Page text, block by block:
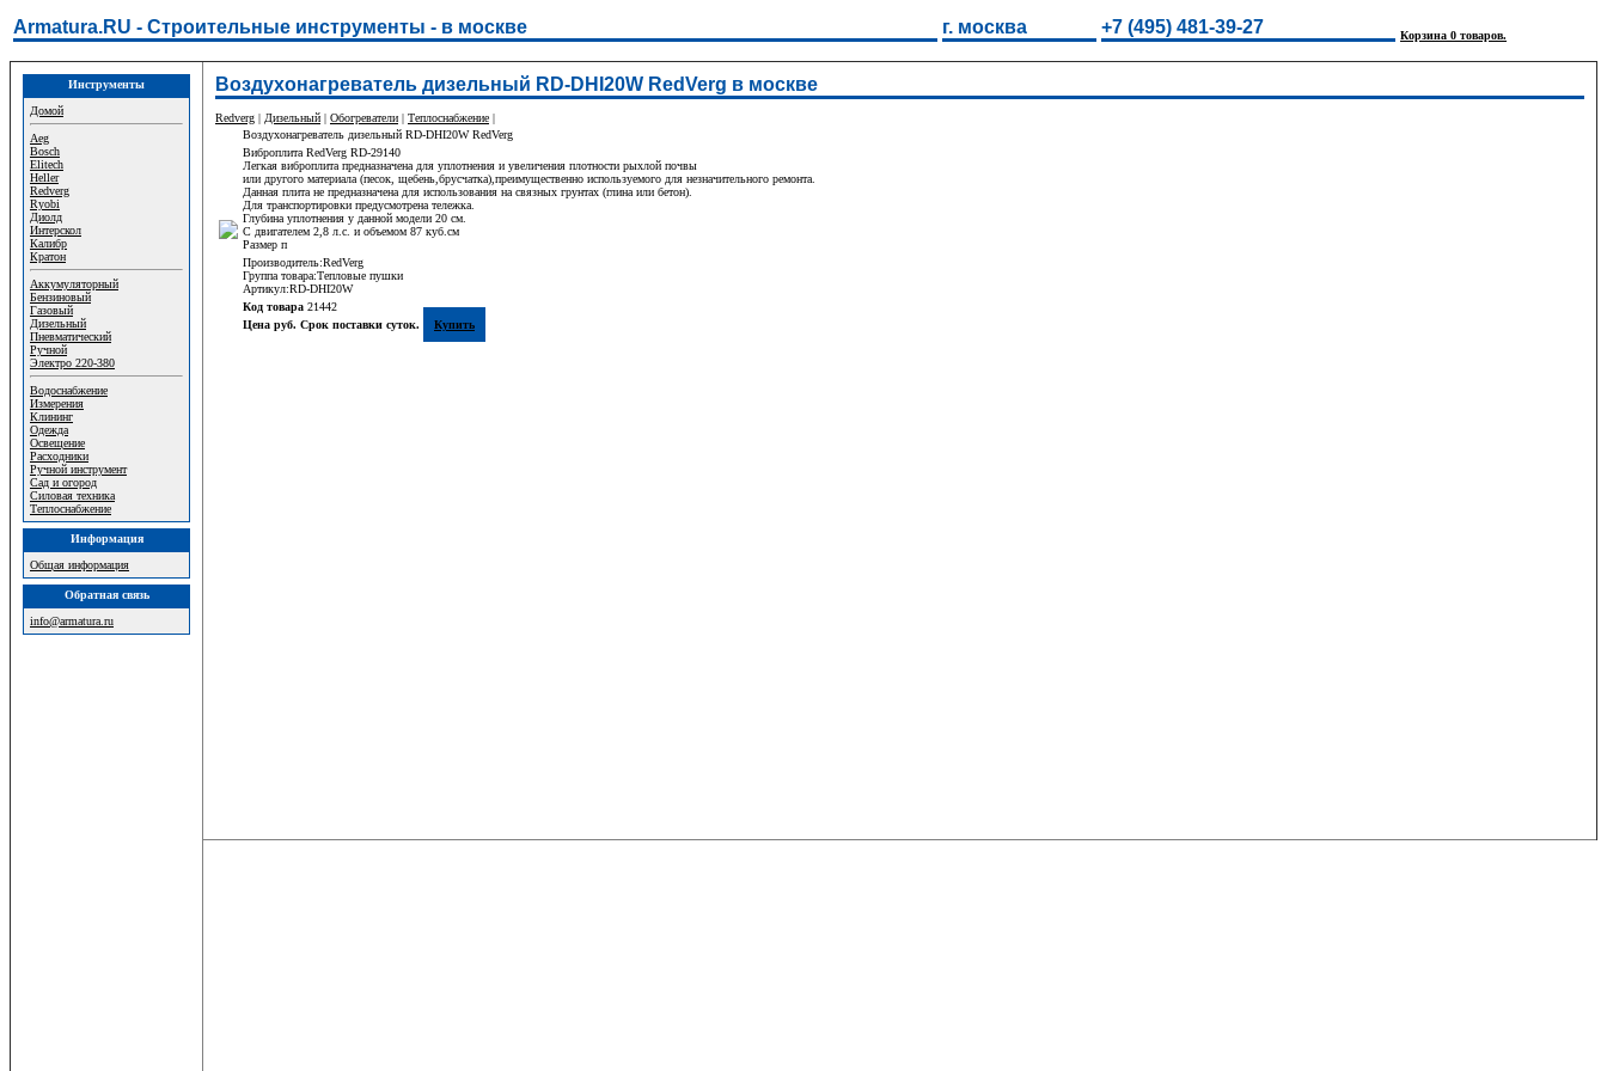
Armatura.RU - Строительные инструменты - в москве г. москва +7 (495) 481-39-27 Корзина 0 товаров.
Инструменты
Домой
Aeg
Bosch
Elitech
Heller
Redverg
Ryobi
Диолд
Интерскол
Калибр
Кратон
Аккумуляторный
Бензиновый
Газовый
Дизельный
Пневматический
Ручной
Электро 220-380
Водоснабжение
Измерения
Клининг
Одежда
Освещение
Расходники
Ручной инструмент
Сад и огород
Силовая техника
Теплоснабжение
Информация
Общая информация
Обратная связь
info@armatura.ru
Воздухонагреватель дизельный RD-DHI20W RedVerg в москве
Redverg | Дизельный | Обогреватели | Теплоснабжение |
Воздухонагреватель дизельный RD-DHI20W RedVerg
Виброплита RedVerg RD-29140
Легкая виброплита предназначена для уплотнения и увеличения плотности рыхлой почвы
или другого материала (песок, щебень,брусчатка),преимущественно используемого для незначительного ремонта.
Данная плита не предназначена для использования на связных грунтах (глина или бетон).
Для транспортировки предусмотрена тележка.
Глубина уплотнения у данной модели 20 см.
С двигателем 2,8 л.с. и объемом 87 куб.см
Размер п
Производитель:RedVerg
Группа товара:Тепловые пушки
Артикул:RD-DHI20W
Код товара 21442
Цена руб. Срок поставки суток.
Купить